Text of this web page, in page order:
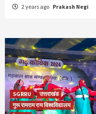
2 years ago Prakash Negi
SGRRU
उत्तराखंड
गुरू रामराम राय विश्वविद्यालय